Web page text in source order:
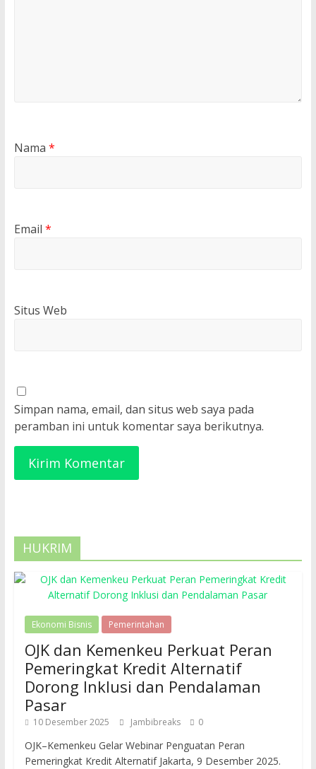
Nama *
Email *
Situs Web
Simpan nama, email, dan situs web saya pada
peramban ini untuk komentar saya berikutnya.
HUKRIM
Ekonomi Bisnis Pemerintahan
OJK dan Kemenkeu Perkuat Peran
Pemeringkat Kredit Alternatif
Dorong Inklusi dan Pendalaman
Pasar
10 Desember 2025 Jambibreaks 0
OJK–Kemenkeu Gelar Webinar Penguatan Peran
Pemeringkat Kredit Alternatif Jakarta, 9 Desember 2025.